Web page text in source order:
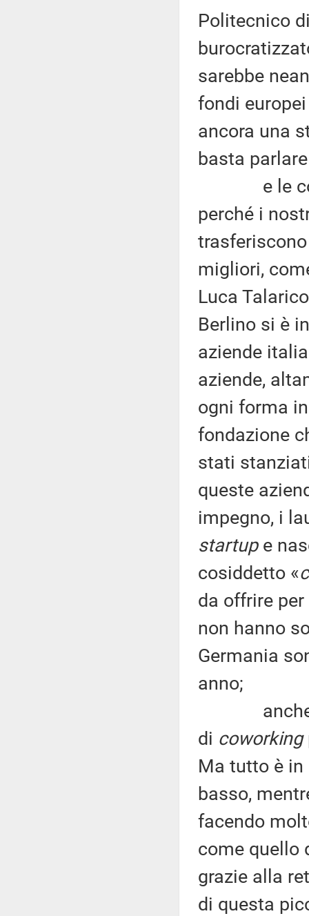
Politecnico
sarebbe
fondi
ancora una
basta
e le
perché i
migliori,
Luca
Berlino si è
aziende
aziende,
ogni forma
fondazione
stati
queste
impegno, i
startupe
cosiddetto «
da offrire
non hanno
Germania
anno;
anche in
di coworking
Ma tutto è
basso,
facendo
come quello
grazie alla
di questa